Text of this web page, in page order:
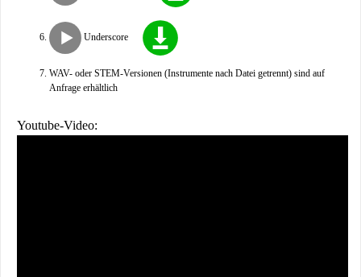
Underscore
WAV- oder STEM-Versionen (Instrumente nach Datei getrennt) sind auf
Anfrage erhältlich
Youtube-Video: